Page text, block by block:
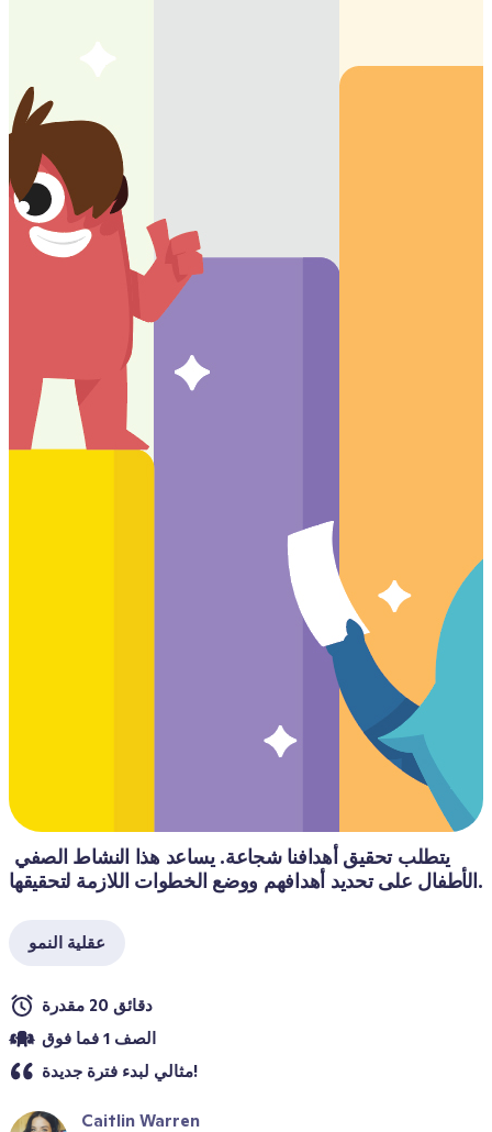
الأطفال على تحديد أهدافهم ووضع الخطوات اللازمة لتحقيقها.
عقلية النمو
دقائق 20 مقدرة
الصف 1 فما فوق
مثالي لبدء فترة جديدة!
Caitlin Warren